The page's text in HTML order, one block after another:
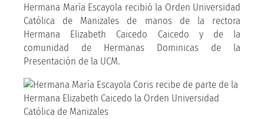
Hermana María Escayola recibió la Orden Universidad
Católica de Manizales de manos de la rectora
Hermana Elizabeth Caicedo Caicedo y de la
comunidad de Hermanas Dominicas de la
Presentación de la UCM.